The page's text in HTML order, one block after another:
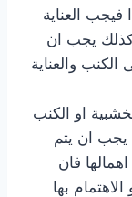
فيجب العناية
يجب ان
والعناية
او الكنب
يجب ان يتم
فان
بها